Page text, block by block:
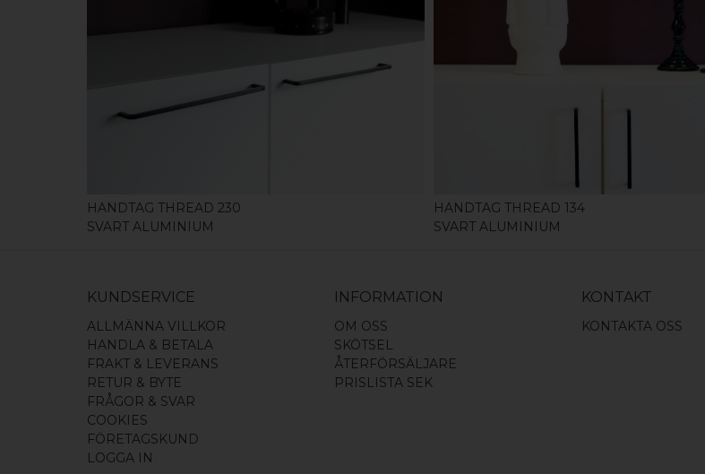
KÖP
HANDTAG THREAD 230
SVART ALUMINIUM
HANDTAG THREAD 134
SVART ALUMINIUM
KUNDSERVICE
ALLMÄNNA VILLKOR
HANDLA & BETALA
FRAKT & LEVERANS
RETUR & BYTE
FRÅGOR & SVAR
COOKIES
FÖRETAGSKUND
LOGGA IN
INFORMATION
OM OSS
SKÖTSEL
ÅTERFÖRSÄLJARE
PRISLISTA SEK
KONTAKT
KONTAKTA OSS